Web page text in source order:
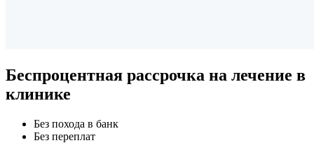
Беспроцентная рассрочка на лечение в
клинике
Без похода в банк
Без переплат